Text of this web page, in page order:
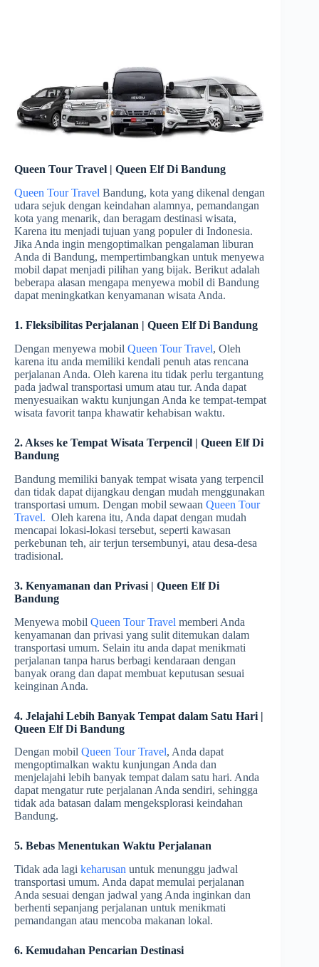
Queen Tour Travel | Queen Elf Di Bandung
Queen Tour Travel Bandung, kota yang dikenal dengan
udara sejuk dengan keindahan alamnya, pemandangan
kota yang menarik, dan beragam destinasi wisata,
Karena itu menjadi tujuan yang populer di Indonesia.
Jika Anda ingin mengoptimalkan pengalaman liburan
Anda di Bandung, mempertimbangkan untuk menyewa
mobil dapat menjadi pilihan yang bijak. Berikut adalah
beberapa alasan mengapa menyewa mobil di Bandung
dapat meningkatkan kenyamanan wisata Anda.
1. Fleksibilitas Perjalanan | Queen Elf Di Bandung
Dengan menyewa mobil Queen Tour Travel, Oleh
karena itu anda memiliki kendali penuh atas rencana
perjalanan Anda. Oleh karena itu tidak perlu tergantung
pada jadwal transportasi umum atau tur. Anda dapat
menyesuaikan waktu kunjungan Anda ke tempat-tempat
wisata favorit tanpa khawatir kehabisan waktu.
2. Akses ke Tempat Wisata Terpencil | Queen Elf Di
Bandung
Bandung memiliki banyak tempat wisata yang terpencil
dan tidak dapat dijangkau dengan mudah menggunakan
transportasi umum. Dengan mobil sewaan Queen Tour
Travel. Oleh karena itu, Anda dapat dengan mudah
mencapai lokasi-lokasi tersebut, seperti kawasan
perkebunan teh, air terjun tersembunyi, atau desa-desa
tradisional.
3. Kenyamanan dan Privasi | Queen Elf Di
Bandung
Menyewa mobil Queen Tour Travel memberi Anda
kenyamanan dan privasi yang sulit ditemukan dalam
transportasi umum. Selain itu anda dapat menikmati
perjalanan tanpa harus berbagi kendaraan dengan
banyak orang dan dapat membuat keputusan sesuai
keinginan Anda.
4. Jelajahi Lebih Banyak Tempat dalam Satu Hari |
Queen Elf Di Bandung
Dengan mobil Queen Tour Travel, Anda dapat
mengoptimalkan waktu kunjungan Anda dan
menjelajahi lebih banyak tempat dalam satu hari. Anda
dapat mengatur rute perjalanan Anda sendiri, sehingga
tidak ada batasan dalam mengeksplorasi keindahan
Bandung.
5. Bebas Menentukan Waktu Perjalanan
Tidak ada lagi keharusan untuk menunggu jadwal
transportasi umum. Anda dapat memulai perjalanan
Anda sesuai dengan jadwal yang Anda inginkan dan
berhenti sepanjang perjalanan untuk menikmati
pemandangan atau mencoba makanan lokal.
6. Kemudahan Pencarian Destinasi